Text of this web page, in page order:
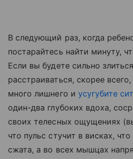
В следующий раз, когда
постарайтесь найти минуту,
Если вы будете сильно
расстраиваться, скорее
много лишнего и усугубите
один-два глубоких вдоха,
своих телесных ощущениях
что пульс стучит в висках,
сжата, а во всех мышцах